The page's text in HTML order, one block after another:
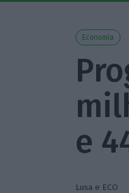
Economia
e
Lusa e ECO